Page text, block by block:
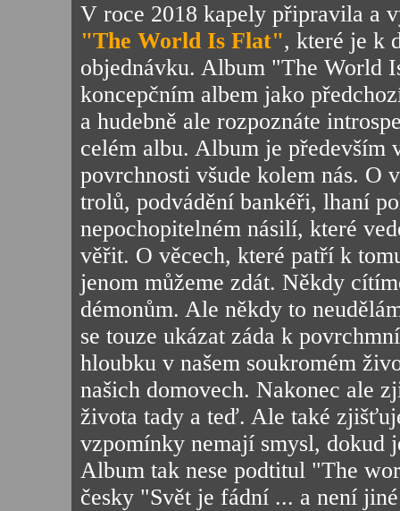
V roce 2018 kapely připravila a
"The World Is Flat", které je k
objednávku. Album "The World
koncepčním albem jako
a hudebně ale rozpoznáte
celém albu. Album je především
povrchnosti všude kolem nás. O
trolů, podvádění bankéři, lhaní
nepochopitelném násilí, které
věřit. O věcech, které patří k
jenom můžeme zdát. Někdy
démonům. Ale někdy to
se touze ukázat záda k
hloubku v našem soukromém
našich domovech. Nakonec ale
života tady a teď. Ale také
vzpomínky nemají smysl, dokud
Album tak nese podtitul "The
česky "Svět je fádní ... a není